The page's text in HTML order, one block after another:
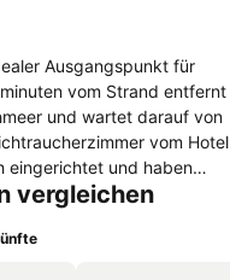
Ausgangspunkt für
vom Strand entfernt
und wartet darauf von
eingerichtet und haben
ausgestattet mit einem
vergleichen